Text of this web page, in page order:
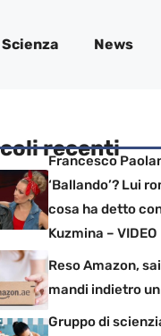
Scienza News
recenti
Francesco
‘Ballando’? Lui
cosa ha detto
Kuzmina – VIDEO
Reso Amazon,
mandi indietro
Gruppo di